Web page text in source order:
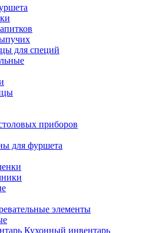
для специй
приборов
для фуршета
элементы
Кухонный инвентарь